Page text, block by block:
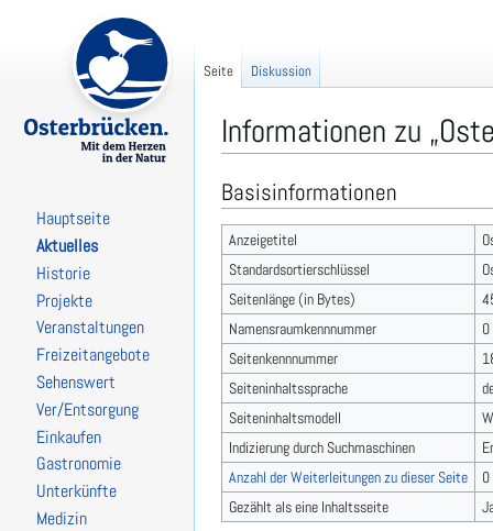
Informationen zu
Zur
Navigation
springen
Zur
Suche
springen
Basisinformationen
Anzeigetitel
Standardsortierschlüssel
Seitenlänge (in Bytes)
Namensraumkennnummer
0
Seitenkennnummer
Seiteninhaltssprache
Seiteninhaltsmodell
Indizierung durch Suchmaschinen
Anzahl der Weiterleitungen zu dieser Seite
0
Gezählt als eine Inhaltsseite
Seite Diskussion
Hauptseite
Aktuelles
Historie
Projekte
Veranstaltungen
Freizeitangebote
Sehenswert
Ver/Entsorgung
Einkaufen
Gastronomie
Unterkünfte
Medizin